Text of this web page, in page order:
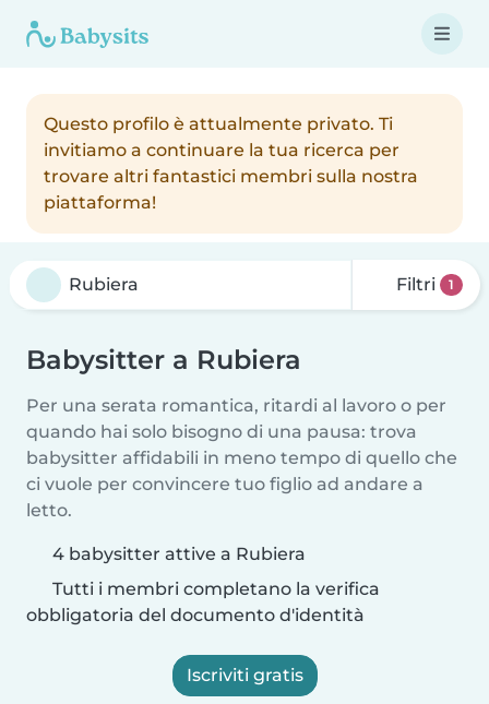
Questo profilo è attualmente privato. Ti
invitiamo a continuare la tua ricerca per
trovare altri fantastici membri sulla nostra
piattaforma!
Filtri 1
Babysitter a Rubiera
Per una serata romantica, ritardi al lavoro o per
quando hai solo bisogno di una pausa: trova
babysitter affidabili in meno tempo di quello che
ci vuole per convincere tuo figlio ad andare a
letto.
4 babysitter attive a Rubiera
Tutti i membri completano la verifica
obbligatoria del documento d'identità
Iscriviti gratis